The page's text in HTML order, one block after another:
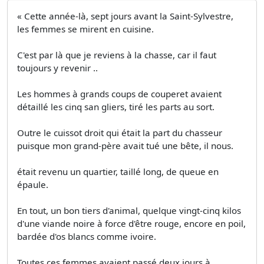
« Cette année-là, sept jours avant la Saint-Sylvestre,
les femmes se mirent en cuisine.
C'est par là que je reviens à la chasse, car il faut
toujours y revenir ..
Les hommes à grands coups de couperet avaient
détaillé les cinq san­ gliers, tiré les parts au sort.
Outre le cuissot droit qui était la part du chasseur
puisque mon grand-père avait tué une bête, il nous.
était revenu un quartier, taillé long, de queue en
épaule.
En tout, un bon tiers d'animal, quelque vingt-cinq kilos
d'une viande noire à force d'être rouge, encore en poil,
bardée d'os blancs comme ivoire.